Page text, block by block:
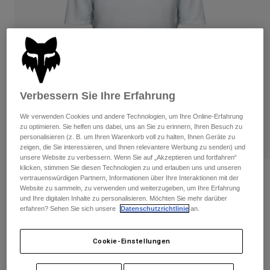
Hosen
Kurze Hosen
Handschuhe
Protektoren
Brillen
Socken
Zubehör
Hosen
Handschuhe
Jacken
Protektoren
Brillen
Socken
Taschen & Zubehör
Alle anzeigen
Damen
T-Shirts & Tops
Hoodies und Pullover
Jacken
Hosen
Shirts
Alle anzeigen
Kinder
Brillen
Socken
Alle anzeigen
Moto
Helme
Jerseys
Hosen
Stiefel
Brillen
Bewertungen
Damen Ranger Fox Head Trikot
Artikelnr.33440
Price reduced from
€ 44,99to€ 26,99 40% OFF
Verbessern Sie Ihre Erfahrung
Wir verwenden Cookies und andere Technologien, um Ihre Online-Erfahrung
zu optimieren. Sie helfen uns dabei, uns an Sie zu erinnern, Ihren Besuch zu
personalisieren (z. B. um Ihren Warenkorb voll zu halten, Ihnen Geräte zu
zeigen, die Sie interessieren, und Ihnen relevantere Werbung zu senden) und
unsere Website zu verbessern. Wenn Sie auf „Akzeptieren und fortfahren“
klicken, stimmen Sie diesen Technologien zu und erlauben uns und unseren
vertrauenswürdigen Partnern, Informationen über Ihre Interaktionen mit der
Website zu sammeln, zu verwenden und weiterzugeben, um Ihre Erfahrung
und Ihre digitalen Inhalte zu personalisieren. Möchten Sie mehr darüber
erfahren? Sehen Sie sich unsere
Datenschutzrichtlinie an.
Cookie-Einstellungen